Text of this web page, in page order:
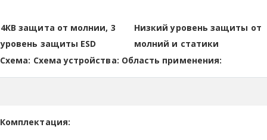
4КВ защита от молнии, 3
уровень защиты ESD
Низкий уровень защиты от
молний и статики
Схема: Схема устройства: Область применения:
Комплектация: